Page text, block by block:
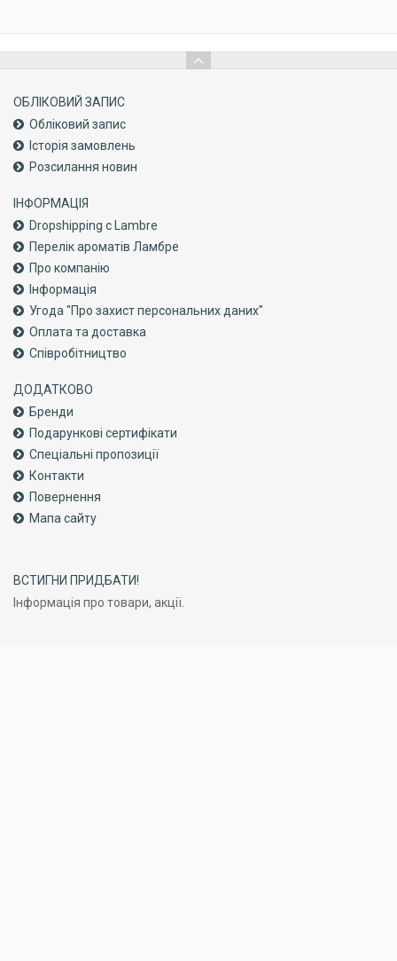
ОБЛІКОВИЙ ЗАПИС
Обліковий запис
Історія замовлень
Розсилання новин
ІНФОРМАЦІЯ
Dropshipping с Lambre
Перелік ароматів Ламбре
Про компанiю
Інформація
Угода "Про захист персональних даних"
Оплата та доставка
Співробітництво
ДОДАТКОВО
Бренди
Подарункові сертифікати
Спеціальні пропозиції
Контакти
Повернення
Мапа сайту
ВСТИГНИ ПРИДБАТИ!
Інформація про товари, акції.